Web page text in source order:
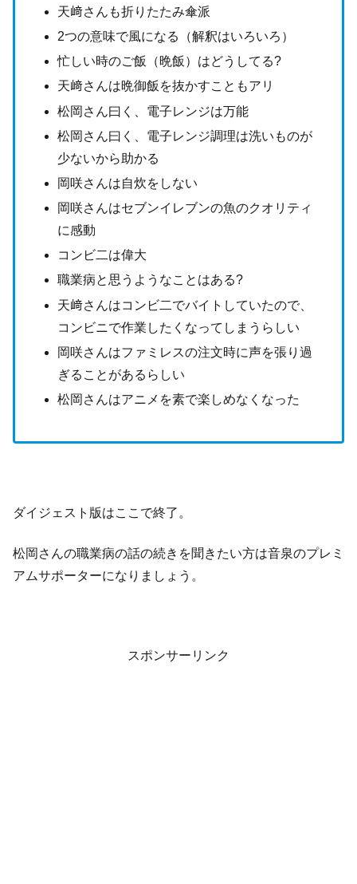
天﨑さんも折りたたみ傘派
2つの意味で風になる（解釈はいろいろ）
忙しい時のご飯（晩飯）はどうしてる?
天﨑さんは晩御飯を抜かすこともアリ
松岡さん曰く、電子レンジは万能
松岡さん曰く、電子レンジ調理は洗いものが
少ないから助かる
岡咲さんは自炊をしない
岡咲さんはセブンイレブンの魚のクオリティ
に感動
コンビ二は偉大
職業病と思うようなことはある?
天﨑さんはコンビ二でバイトしていたので、
コンビニで作業したくなってしまうらしい
岡咲さんはファミレスの注文時に声を張り過
ぎることがあるらしい
松岡さんはアニメを素で楽しめなくなった
ダイジェスト版はここで終了。
松岡さんの職業病の話の続きを聞きたい方は音泉のプレミ
アムサポーターになりましょう。
スポンサーリンク